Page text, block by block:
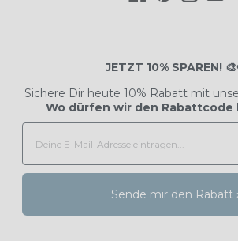
JETZT 10% SPAREN!
Sichere Dir heute 10% Rabatt mit
Wo dürfen wir den Rabattcode
Sende mir den Rabatt